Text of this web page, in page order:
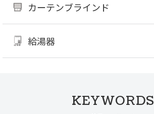
カーテンブラインド
給湯器
KEYWORDS